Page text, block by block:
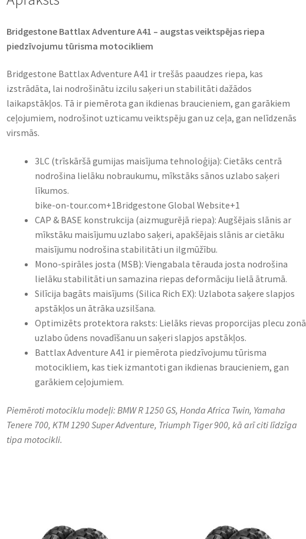
Bridgestone Battlax Adventure A41 – augstas veiktspējas riepa
piedzīvojumu tūrisma motocikliem​
Bridgestone Battlax Adventure A41 ir trešās paaudzes riepa, kas
izstrādāta, lai nodrošinātu izcilu saķeri un stabilitāti dažādos
laikapstākļos. Tā ir piemērota gan ikdienas braucieniem, gan garākiem
ceļojumiem, nodrošinot uzticamu veiktspēju gan uz ceļa, gan nelīdzenās
virsmās.​
3LC (trīskāršā gumijas maisījuma tehnoloģija): Cietāks centrā
nodrošina lielāku nobraukumu, mīkstāks sānos uzlabo saķeri
līkumos.​
bike-on-tour.com+1Bridgestone Global Website+1
CAP & BASE konstrukcija (aizmugurējā riepa): Augšējais slānis ar
mīkstāku maisījumu uzlabo saķeri, apakšējais slānis ar cietāku
maisījumu nodrošina stabilitāti un ilgmūžību.​
Mono-spirāles josta (MSB): Viengabala tērauda josta nodrošina
lielāku stabilitāti un samazina riepas deformāciju lielā ātrumā.​
Silīcija bagāts maisījums (Silica Rich EX): Uzlabota saķere slapjos
apstākļos un ātrāka uzsilšana.​
Optimizēts protektora raksts: Lielāks rievas proporcijas plecu zonā
uzlabo ūdens novadīšanu un saķeri slapjos apstākļos.​
Battlax Adventure A41 ir piemērota piedzīvojumu tūrisma
motocikliem, kas tiek izmantoti gan ikdienas braucieniem, gan
garākiem ceļojumiem.
Piemēroti motociklu modeļi: BMW R 1250 GS, Honda Africa Twin, Yamaha
Tenere 700, KTM 1290 Super Adventure, Triumph Tiger 900, kā arī citi līdzīga
tipa motocikli.​